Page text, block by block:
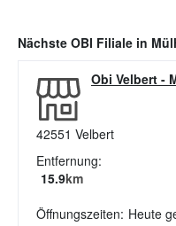
Nächste OBI Filiale in
Obi Velbert -
42551 Velbert
Entfernung:
15.9km
Öffnungszeiten: Heute